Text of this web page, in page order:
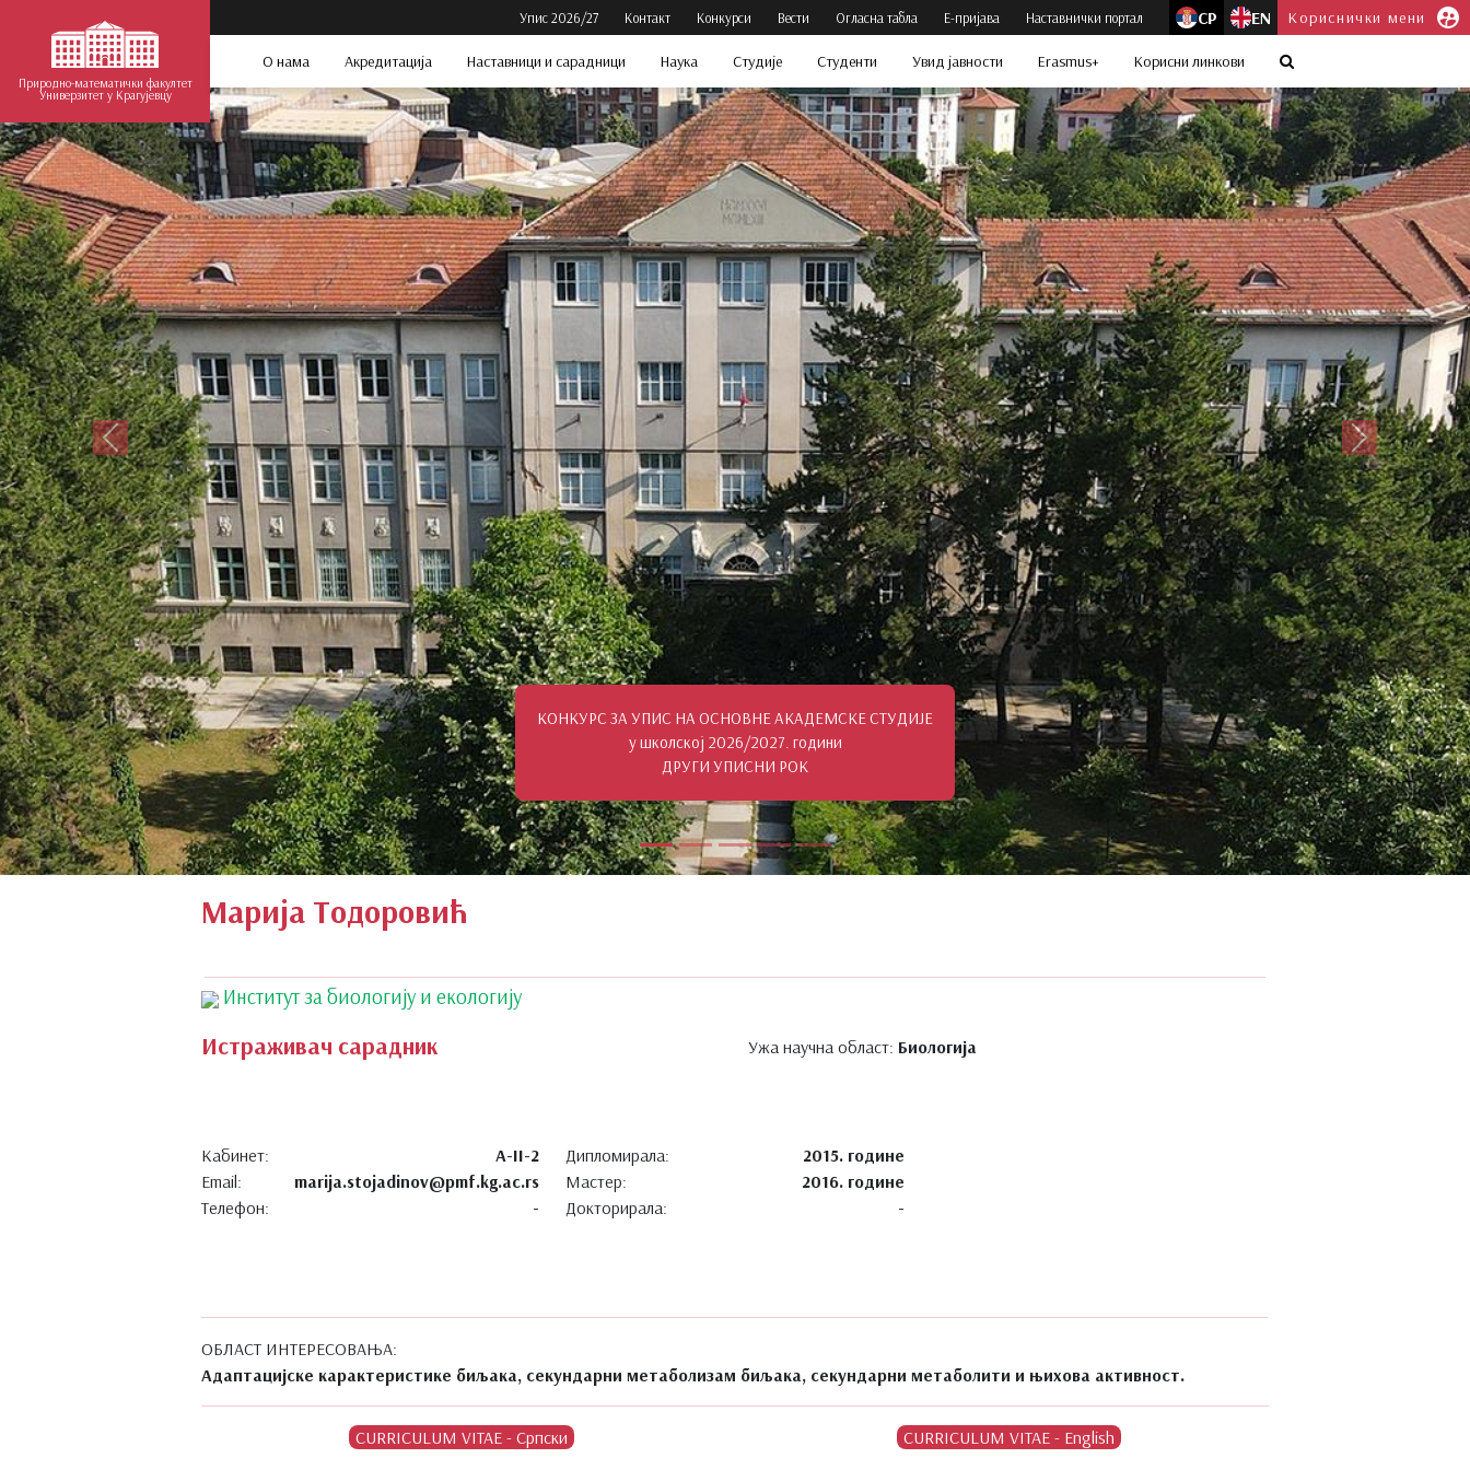
Природно-математички факултет
Универзитет у Крагујевцу
Упис 2026/27 Контакт Конкурси Вести Огласна табла Е-пријава Наставнички портал СР EN Кориснички мени
О нама Акредитација Наставници и сарадници Наука Студије Студенти Увид јавности Erasmus+ Корисни линкови
КОНКУРС ЗА УПИС НА ОСНОВНЕ АКАДЕМСКЕ СТУДИЈЕ
у школској 2026/2027. години
ДРУГИ УПИСНИ РОК
Претходни Следећи
Марија Тодоровић
Институт за биологију и екологију
Истраживач сарадник Ужа научна област: Биологија
Кабинет:
Email:
Телефон:
А-II-2
marija.stojadinov@pmf.kg.ac.rs
-
Дипломирала:
Мастер:
Докторирала:
2015. године
2016. године
-
ОБЛАСТ ИНТЕРЕСОВАЊА:
Адаптацијске карактеристике биљака, секундарни метаболизам биљака, секундарни метаболити и њихова активност.